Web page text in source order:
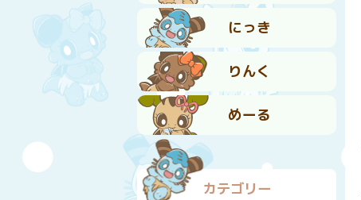
にっき
りんく
めーる
カテゴリー